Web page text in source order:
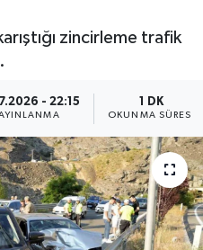
zincirleme trafik
- 22:15 1 DK
OKUNMA SÜRESI